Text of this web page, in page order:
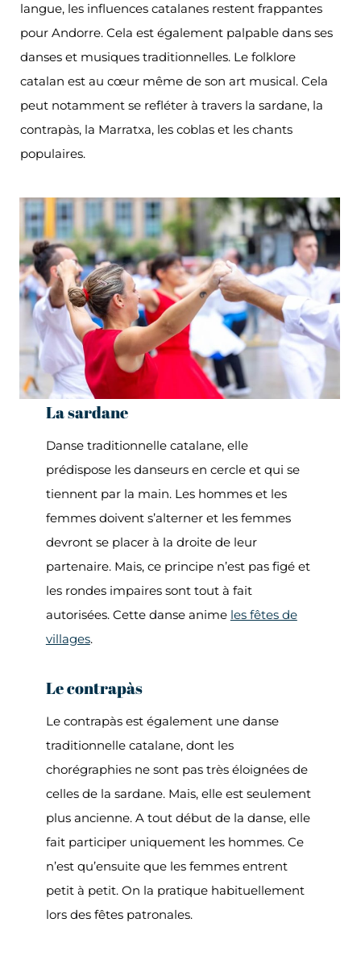
langue, les influences catalanes restent frappantes
pour Andorre. Cela est également palpable dans ses
danses et musiques traditionnelles. Le folklore
catalan est au cœur même de son art musical. Cela
peut notamment se refléter à travers la sardane, la
contrapàs, la Marratxa, les coblas et les chants
populaires.
La sardane
Danse traditionnelle catalane, elle
prédispose les danseurs en cercle et qui se
tiennent par la main. Les hommes et les
femmes doivent s’alterner et les femmes
devront se placer à la droite de leur
partenaire. Mais, ce principe n’est pas figé et
les rondes impaires sont tout à fait
autorisées. Cette danse anime les fêtes de
villages.
Le contrapàs
Le contrapàs est également une danse
traditionnelle catalane, dont les
chorégraphies ne sont pas très éloignées de
celles de la sardane. Mais, elle est seulement
plus ancienne. A tout début de la danse, elle
fait participer uniquement les hommes. Ce
n’est qu’ensuite que les femmes entrent
petit à petit. On la pratique habituellement
lors des fêtes patronales.